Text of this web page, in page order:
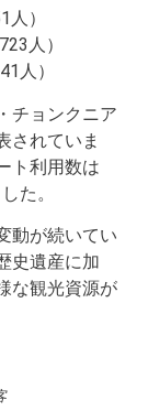
）
人）
人）
チョンクニア
されていま
ト利用数は
た。
動が続いてい
史遺産に加
な観光資源が